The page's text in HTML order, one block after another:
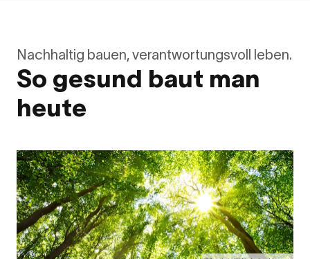
Nachhaltig bauen, verantwortungsvoll leben.
So gesund baut man
heute